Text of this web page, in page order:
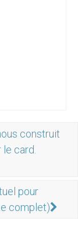
construit
le card.
pour
complet)